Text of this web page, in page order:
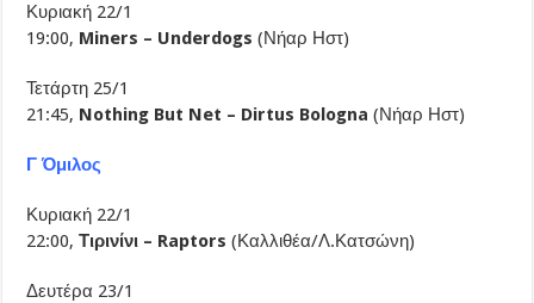
Κυριακή 22/1
19:00, Miners – Underdogs (Νήαρ Ηστ)
Τετάρτη 25/1
21:45, Nothing But Net – Dirtus Bologna (Νήαρ Ηστ)
Γ Όμιλος
Κυριακή 22/1
22:00,Τιρινίνι – Raptors(Καλλιθέα/Λ.Κατσώνη)
Δευτέρα 23/1